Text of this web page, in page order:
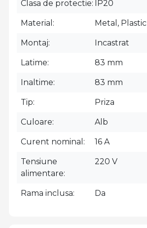
Clasa de protectie IP20
Material Metal, Plastic
Montaj Incastrat
Latime 83 mm
Inaltime 83 mm
Tip Priza
Culoare Alb
Curent nominal 16 A
Tensiune
alimentare
220 V
Rama inclusa Da